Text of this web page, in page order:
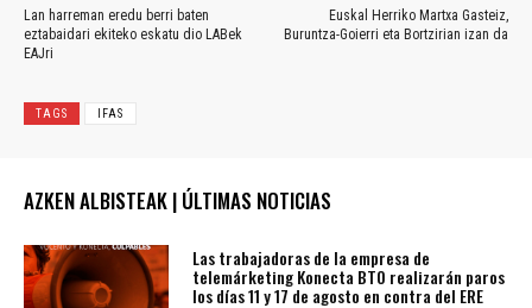
Lan harreman eredu berri baten
eztabaidari ekiteko eskatu dio LABek
EAJri
Euskal Herriko Martxa Gasteiz,
Buruntza-Goierri eta Bortzirian izan da
TAGS IFAS
AZKEN ALBISTEAK | ÚLTIMAS NOTICIAS
Las trabajadoras de la empresa de
telemárketing Konecta BTO realizarán paros
los días 11 y 17 de agosto en contra del ERE